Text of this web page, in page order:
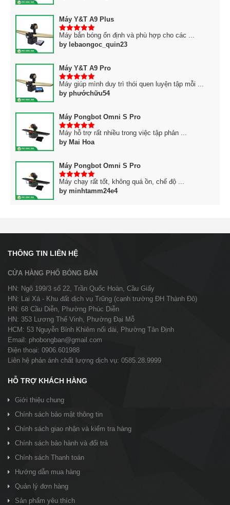
Máy Y&T A9 Plus
5trên 5
Máy bắn bóng ổn định và phù hợp cho các ...
by lebaongoc_quin23
Máy Y&T A9 Pro
5trên 5
Máy giúp mình duy trì thói quen luyện tập mỗi ...
by phướchữu54
Máy Pongbot Omni S Pro
5trên 5
Máy hỗ trợ rất nhiều trong việc tập phản ...
by Mai Hoa
Máy Pongbot Omni S Pro
5trên 5
Máy chạy rất tốt, không quá ồn, chế độ ...
by minhtamm24e4
THÔNG TIN LIÊN HỆ
CỬA HÀNG PHỐ BÓNG BÀN
HN: Ngõ 199/3 số 22, Trần Quốc Hoàn, Cầu Giấy
HN: Lai Xá - Khu đất dịch vụ Trũng (cạnh trường ĐH Thành Đô)
HN: 68 Cầu Diễn, Phường Phúc Diễn
HN: 353 Lương Thế Vinh, Phường Đại Mỗ
HCM: 53 Nguyễn Bỉnh Khiêm nối dài, Phường Tân Định
Email: phobongban@gmail.com
Điện thoại: 0906.601988
Liên hệ phản ánh chất lượng dịch vụ: 0585.28.9999
HỖ TRỢ KHÁCH HÀNG
Giới thiệu chung
Chính sách bảo mật thông tin
Chính sách giao nhận và kiểm tra hàng
Chính sách bảo hành và đổi trả
Chính sách Thanh toán
Hướng dẫn mua hàng
Quản lý đơn hàng
Sản phẩm yêu thích